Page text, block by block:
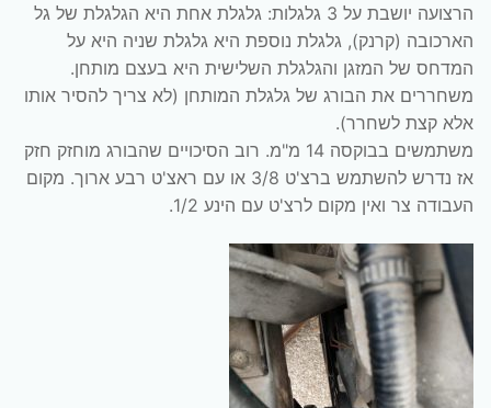
הרצועה יושבת על 3 גלגלות: גלגלת אחת היא הגלגלת של גל
הארכובה (קרנק), גלגלת נוספת היא גלגלת שניה היא על
המדחס של המזגן והגלגלת השלישית היא בעצם מותחן.
משחררים את הבורג של גלגלת המותחן (לא צריך להסיר אותו
אלא קצת לשחרר).
משתמשים בבוקסה 14 מ"מ. רוב הסיכויים שהבורג מוחזק חזק
אז נדרש להשתמש ברצ'ט 3/8 או עם ראצ'ט רבע ארוך. מקום
העבודה צר ואין מקום לרצ'ט עם הינע 1/2.